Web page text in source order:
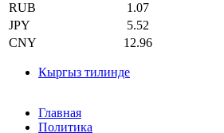
RUB
1.07
JPY
5.52
CNY
12.96
Кыргыз тилинде
Главная
Политика